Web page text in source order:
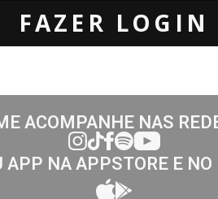
FAZER LOGIN
ACOMPANHE NAS
APP NA APPSTORE E